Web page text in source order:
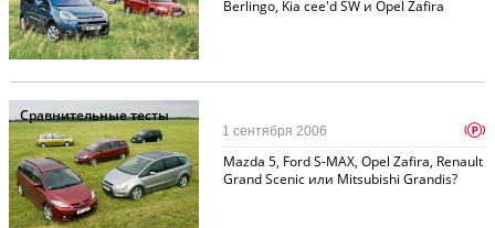
Berlingo, Kia cee'd SW и Opel Zafira
Сравнительные тесты
Mazda 5, Ford S-MAX, Opel Zafira, Renault
Grand Scenic или Mitsubishi Grandis?
1 сентября 2006 p